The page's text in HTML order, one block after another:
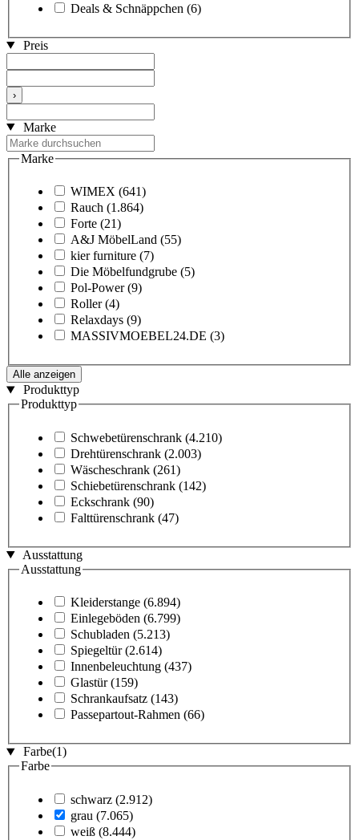
Deals & Schnäppchen (6)
Preis
›
Marke
Marke
WIMEX (641)
Rauch (1.864)
Forte (21)
A&J MöbelLand (55)
kier furniture (7)
Die Möbelfundgrube (5)
Pol-Power (9)
Roller (4)
Relaxdays (9)
MASSIVMOEBEL24.DE (3)
Alle anzeigen
Produkttyp
Produkttyp
Schwebetürenschrank (4.210)
Drehtürenschrank (2.003)
Wäscheschrank (261)
Schiebetürenschrank (142)
Eckschrank (90)
Falttürenschrank (47)
Ausstattung
Ausstattung
Kleiderstange (6.894)
Einlegeböden (6.799)
Schubladen (5.213)
Spiegeltür (2.614)
Innenbeleuchtung (437)
Glastür (159)
Schrankaufsatz (143)
Passepartout-Rahmen (66)
Farbe(1)
Farbe
schwarz (2.912)
grau (7.065)
weiß (8.444)